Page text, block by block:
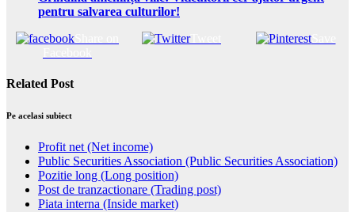
pentru salvarea culturilor!
Tweet Save
Related Post
Pe acelasi subiect
Profit net (Net income)
Public Securities Association (Public Securities Association)
Pozitie long (Long position)
Post de tranzactionare (Trading post)
Piata interna (Inside market)